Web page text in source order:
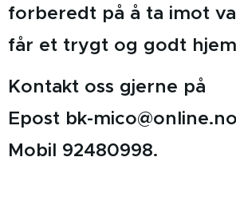
forberedt på å ta imot
får et trygt og godt hjem
Kontakt oss gjerne på
Epost bk-mico@online.no
Mobil 92480998.